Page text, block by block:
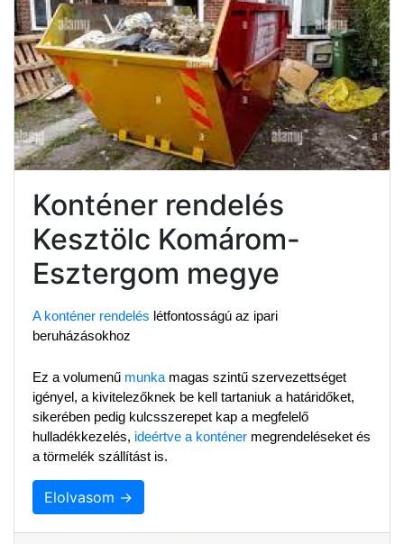
Konténer rendelés
Kesztölc Komárom-
Esztergom megye
A konténer rendelés létfontosságú az ipari
beruházásokhoz
Ez a volumenű munka magas szintű szervezettséget
igényel, a kivitelezőknek be kell tartaniuk a határidőket,
sikerében pedig kulcsszerepet kap a megfelelő
hulladékkezelés, ideértve a konténer megrendeléseket és
a törmelék szállítást is.
Elolvasom →